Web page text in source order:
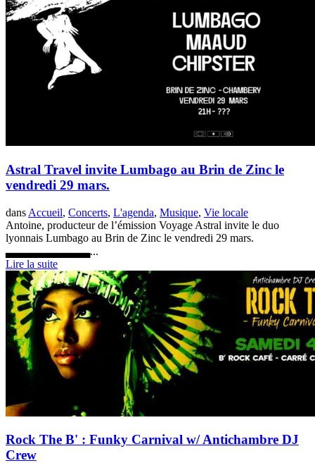
Astral Travel invite Lumbago au Brin de Zinc le
vendredi 29 mars.
dans Accueil, Concerts, L'agenda, Musique, Vie locale
Antoine, producteur de l’émission Voyage Astral invite le duo
lyonnais Lumbago au Brin de Zinc le vendredi 29 mars.
▃▃▃▃▃▃▃▃▃▃...
Lire la suite
Rock The B' : Funky Carnival w/ Antichambre DJ
Crew